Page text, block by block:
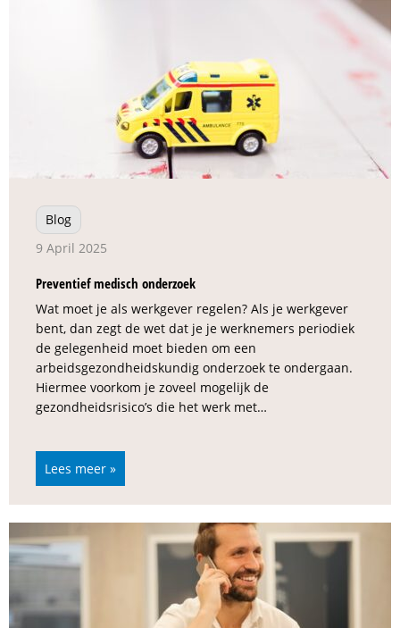
Blog
9 April 2025
Preventief medisch onderzoek
Wat moet je als werkgever regelen? Als je werkgever
bent, dan zegt de wet dat je je werknemers periodiek
de gelegenheid moet bieden om een
arbeidsgezondheidskundig onderzoek te ondergaan.
Hiermee voorkom je zoveel mogelijk de
gezondheidsrisico’s die het werk met…
Lees meer »